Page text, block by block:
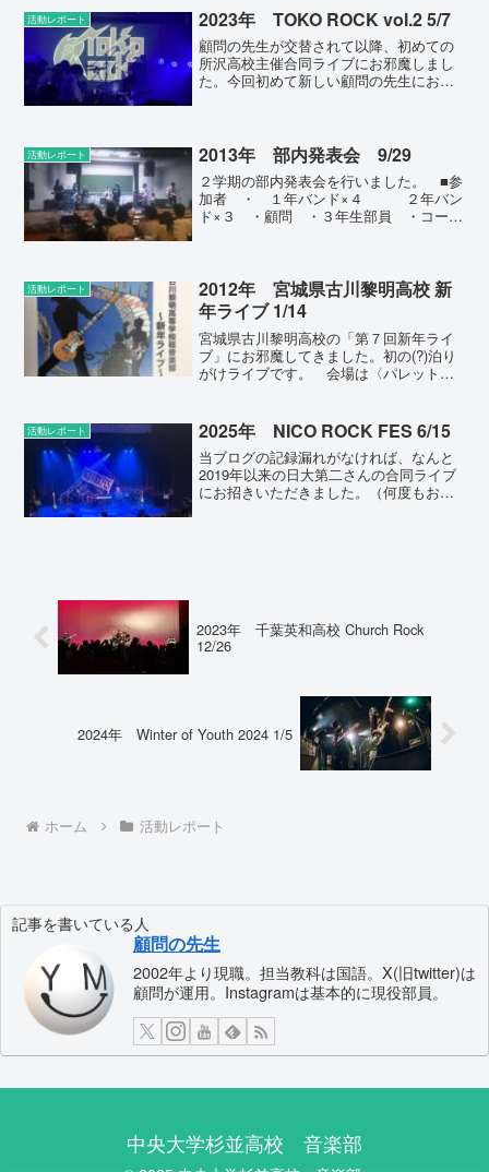
力の伯仲する学校同士のライブ、刺激的
な機会になったのではない...
活動レポート 2023年 TOKO ROCK vol.2 5/7
顧問の先生が交替されて以降、初めての
所沢高校主催合同ライブにお邪魔しまし
た。今回初めて新しい顧問の先生にお会
当にラッキーです。今後も...
活動レポート 2013年 部内発表会 9/29
２学期の部内発表会を行いました。 ■参
加者 ・ １年バンド×４ ２年バン
ド×３ ・顧問 ・３年生部員 ・コー
発表会の流れ全バ...
活動レポート
2012年 宮城県古川黎明高校 新
年ライブ 1/14
宮城県古川黎明高校の「第７回新年ライ
ブ」にお邪魔してきました。初の(?)泊り
がけライブです。 会場は〈パレットお
した。照明もきれいで、ＰＡ環境も充実
していました。（ＰＡ...
活動レポート 2025年 NICO ROCK FES 6/15
当ブログの記録漏れがなければ、なんと
2019年以来の日大第二さんの合同ライブ
にお招きいただきました。（何度もお誘
2023年 千葉英和高校 Church Rock
12/26
2024年 Winter of Youth 2024 1/5
ホーム 活動レポート
記事を書いている人
顧問の先生
2002年より現職。担当教科は国語。X(旧twitter)は
顧問が運用。Instagramは基本的に現役部員。
中央大学杉並高校 音楽部